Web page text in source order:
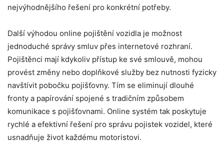
nejvýhodnějšího řešení pro konkrétní potřeby.
Další výhodou online pojištění vozidla je možnost
jednoduché správy smluv přes internetové rozhraní.
Pojištěnci mají kdykoliv přístup ke své smlouvě, mohou
provést změny nebo doplňkové služby bez nutnosti fyzicky
navštívit pobočku pojišťovny. Tím se eliminují dlouhé
fronty a papírování spojené s tradičním způsobem
komunikace s pojišťovnami. Online systém tak poskytuje
rychlé a efektivní řešení pro správu pojistek vozidel, které
usnadňuje život každému motoristovi.